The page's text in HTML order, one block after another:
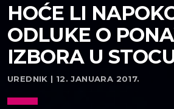
HOĆE LI
ODLUKE O
IZBORA U
UREDNIK | 12. JANUARA 2017.